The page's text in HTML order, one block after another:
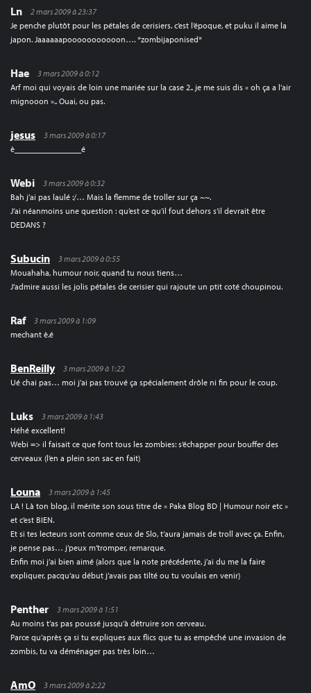
Ln
2 mars 2009 à 23:37
Je penche plutôt pour les pétales de cerisiers. c’est l’époque, et puku il aime la
japon. Jaaaaaapooooooooooon…. *zombijaponised*
Hae
3 mars 2009 à 0:12
Arf moi qui voyais de loin une mariée sur la case 2.. je me suis dis « oh ça a l’air
mignooon ».. Ouai, ou pas.
jesus
3 mars 2009 à 0:17
è________________é
Webi
3 mars 2009 à 0:32
Bah j’ai pas laulé :/… Mais la flemme de troller sur ça ~~.
J’ai néanmoins une question : qu’est ce qu’il fout dehors s’il devrait être
DEDANS ?
Subucin
3 mars 2009 à 0:55
Mouahaha, humour noir, quand tu nous tiens…
J’admire aussi les jolis pétales de cerisier qui rajoute un ptit coté choupinou.
Raf
3 mars 2009 à 1:09
mechant è.é
BenReilly
3 mars 2009 à 1:22
Ué chai pas… moi j’ai pas trouvé ça spécialement drôle ni fin pour le coup.
Luks
3 mars 2009 à 1:43
Héhé excellent!
Webi => il faisait ce que font tous les zombies: s’échapper pour bouffer des
cerveaux (l’en a plein son sac en fait)
Louna
3 mars 2009 à 1:45
LA ! Là ton blog, il mérite son sous titre de « Paka Blog BD | Humour noir etc »
et c’est BIEN.
Et si tes lecteurs sont comme ceux de Slo, t’aura jamais de troll avec ça. Enfin,
je pense pas… j’peux m’tromper, remarque.
Enfin moi j’ai bien aimé (alors que la note précédente, j’ai du me la faire
expliquer, pacqu’au début j’avais pas tilté ou tu voulais en venir)
Penther
3 mars 2009 à 1:51
Au moins t’as pas poussé jusqu’à détruire son cerveau.
Parce qu’après ça si tu expliques aux flics que tu as empêché une invasion de
zombis, tu va déménager pas très loin…
AmO 3 mars 2009 à 2:22